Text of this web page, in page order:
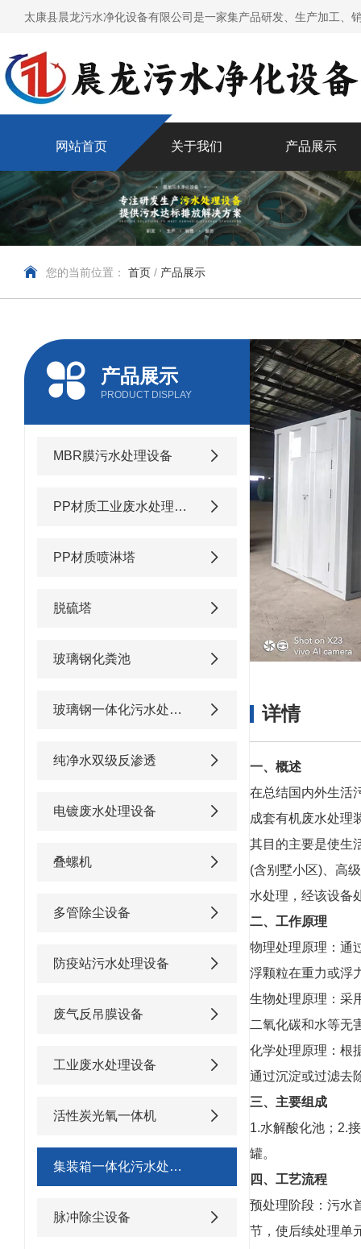
太康县晨龙污水净化设备有限公司是一家集产品研发、生产加工
网站首页 关于我们 产品展示
您的当前位置： 首页 / 产品展示
产品展示
PRODUCT DISPLAY
MBR膜污水处理设备
PP材质工业废水处理设备
PP材质喷淋塔
脱硫塔
玻璃钢化粪池
玻璃钢一体化污水处理设备
纯净水双级反渗透
电镀废水处理设备
叠螺机
多管除尘设备
防疫站污水处理设备
废气反吊膜设备
工业废水处理设备
活性炭光氧一体机
集装箱一体化污水处理设备
脉冲除尘设备
详情
一、概述
在总结国内外生活
成套有机废水处理
其目的主要是使生
(含别墅小区)、高
水处理，经该设备
二、工作原理
物理处理原理：通
浮颗粒在重力或浮
生物处理原理：采
二氧化碳和水等无
化学处理原理：根
通过沉淀或过滤去
三、主要组成
1.水解酸化池；2.
罐。
四、工艺流程
预处理阶段：污水
节，使后续处理单